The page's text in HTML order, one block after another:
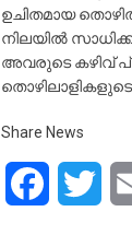
ഉചിതമായ
നിലയിൽ
അവരുടെ കഴിവ്
തൊഴിലാളികളുടെ
Share News
Facebook